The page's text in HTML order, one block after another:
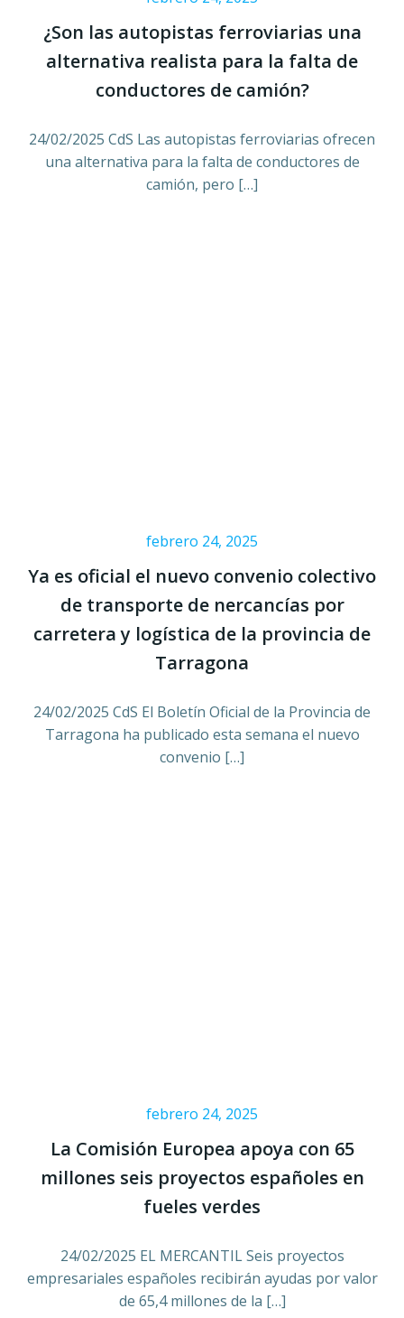
¿Son las autopistas ferroviarias una
alternativa realista para la falta de
conductores de camión?
24/02/2025 CdS Las autopistas ferroviarias ofrecen
una alternativa para la falta de conductores de
camión, pero […]
febrero 24, 2025
Ya es oficial el nuevo convenio colectivo
de transporte de nercancías por
carretera y logística de la provincia de
Tarragona
24/02/2025 CdS El Boletín Oficial de la Provincia de
Tarragona ha publicado esta semana el nuevo
convenio […]
febrero 24, 2025
La Comisión Europea apoya con 65
millones seis proyectos españoles en
fueles verdes
24/02/2025 EL MERCANTIL Seis proyectos
empresariales españoles recibirán ayudas por valor
de 65,4 millones de la […]